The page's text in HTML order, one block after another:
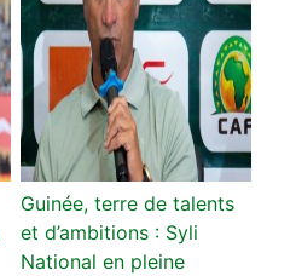
Guinée, terre de talents
et d’ambitions : Syli
National en pleine